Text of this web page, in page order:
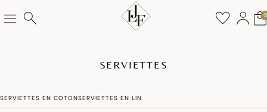
0
SERVIETTES
SERVIETTES EN COTONSERVIETTES EN LIN